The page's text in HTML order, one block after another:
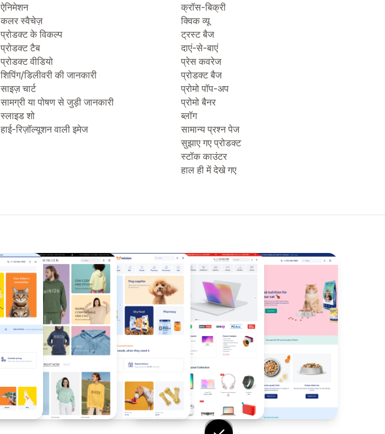
ऐनिमेशन
कलर स्वैचेज़
प्रोडक्ट के विकल्प
प्रोडक्ट टैब
प्रोडक्ट वीडियो
शिपिंग/डिलीवरी की जानकारी
साइज़ चार्ट
सामग्री या पोषण से जुड़ी जानकारी
स्लाइड शो
हाई-रिज़ॉल्यूशन वाली इमेज
क्रॉस-बिक्री
क्विक व्यू
ट्रस्ट बैज
दाएं-से-बाएं
प्रेस कवरेज
प्रोडक्ट बैज
प्रोमो पॉप-अप
प्रोमो बैनर
ब्लॉग
सामान्य प्रश्न पेज
सुझाए गए प्रोडक्ट
स्टॉक काउंटर
हाल ही में देखे गए